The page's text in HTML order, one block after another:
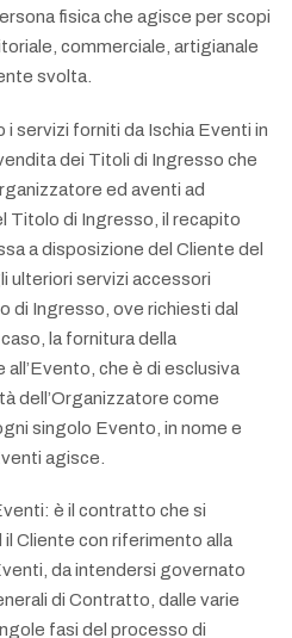
fisica che agisce per scopi
commerciale, artigianale
svolta.
i servizi forniti da Ischia Eventi in
dei Titoli di Ingresso che
ed aventi ad
Titolo di Ingresso, il recapito
a disposizione del Cliente del
ulteriori servizi accessori
di Ingresso, ove richiesti dal
la fornitura della
che è di esclusiva
dell’Organizzatore come
singolo Evento, in nome e
agisce.
è il contratto che si
Cliente con riferimento alla
da intendersi governato
di Contratto, dalle varie
fasi del processo di